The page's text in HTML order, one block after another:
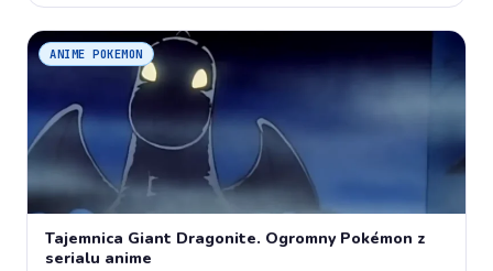
ANIME POKEMON
Tajemnica Giant Dragonite. Ogromny Pokémon z
serialu anime